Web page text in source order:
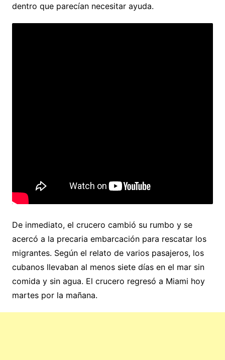
dentro que parecían necesitar ayuda.
De inmediato, el crucero cambió su rumbo y se
acercó a la precaria embarcación para rescatar los
migrantes. Según el relato de varios pasajeros, los
cubanos llevaban al menos siete días en el mar sin
comida y sin agua. El crucero regresó a Miami hoy
martes por la mañana.